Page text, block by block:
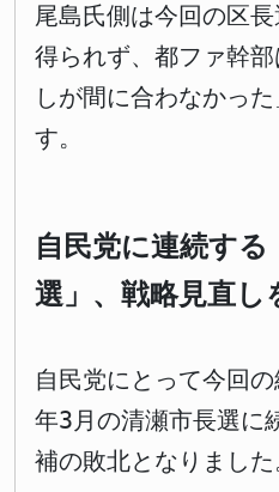
尾島氏側は今回の区
得られず、都ファ幹
しが間に合わなかっ
す。
自民党に連続する
選」、戦略見直し
自民党にとって今回
年3月の清瀬市長選に
補の敗北となりました